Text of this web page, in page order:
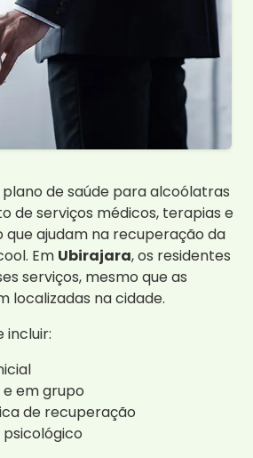
de saúde para alcoólatras
de serviços médicos, terapias e
ajudam na recuperação da
Em Ubirajara, os residentes
serviços, mesmo que as
localizadas na cidade.
e em grupo
de recuperação